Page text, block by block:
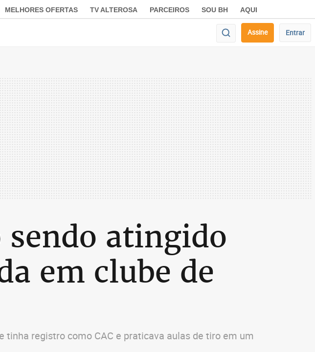
MELHORES OFERTAS TV ALTEROSA PARCEIROS SOU BH AQUI
Assine Entrar
atingido
em clube de
registro como CAC e praticava aulas de tiro em um